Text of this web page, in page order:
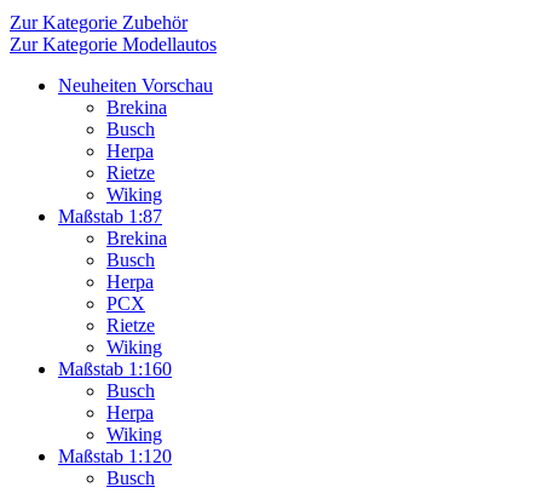
Zur Kategorie Zubehör
Zur Kategorie Modellautos
Neuheiten Vorschau
Brekina
Busch
Herpa
Rietze
Wiking
Maßstab 1:87
Brekina
Busch
Herpa
PCX
Rietze
Wiking
Maßstab 1:160
Busch
Herpa
Wiking
Maßstab 1:120
Busch